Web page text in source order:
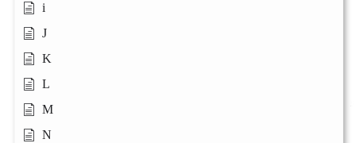
i
J
K
L
M
N